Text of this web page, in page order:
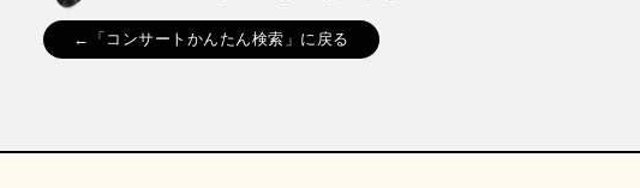
←「コンサートかんたん検索」に戻る